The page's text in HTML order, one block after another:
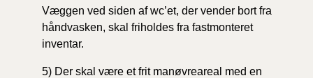
Væggen ved siden af wc’et, der vender bort fra
håndvasken, skal friholdes fra fastmonteret
inventar.
5) Der skal være et frit manøvreareal med en